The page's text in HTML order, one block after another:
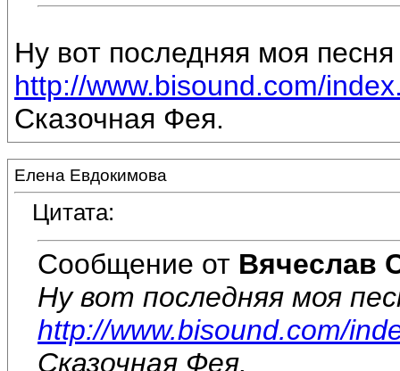
Ну вот последняя моя
http://www.bisound.com/
Сказочная Фея.
Елена Евдокимова
Цитата:
Сообщение от Вячеслав
Ну вот последняя моя
http://www.bisound.com/
Сказочная Фея.